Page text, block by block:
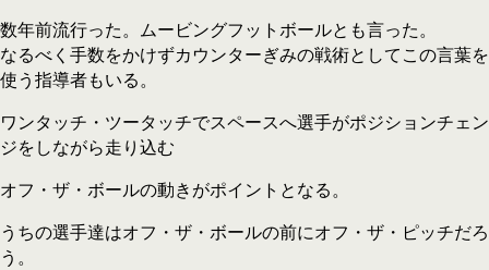
数年前流行った。ムービングフットボールとも言った。
なるべく手数をかけずカウンターぎみの戦術としてこの言葉を
使う指導者もいる。
ワンタッチ・ツータッチでスペースへ選手がポジションチェン
ジをしながら走り込む
オフ・ザ・ボールの動きがポイントとなる。
うちの選手達はオフ・ザ・ボールの前にオフ・ザ・ピッチだろ
う。